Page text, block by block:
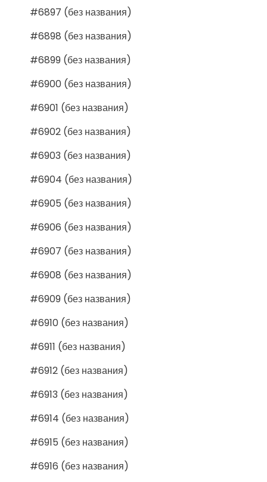
#6897 (без названия)
#6898 (без названия)
#6899 (без названия)
#6900 (без названия)
#6901 (без названия)
#6902 (без названия)
#6903 (без названия)
#6904 (без названия)
#6905 (без названия)
#6906 (без названия)
#6907 (без названия)
#6908 (без названия)
#6909 (без названия)
#6910 (без названия)
#6911 (без названия)
#6912 (без названия)
#6913 (без названия)
#6914 (без названия)
#6915 (без названия)
#6916 (без названия)